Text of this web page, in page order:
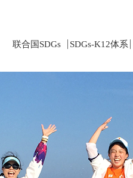
联合国SDGs SDGs-K12体系